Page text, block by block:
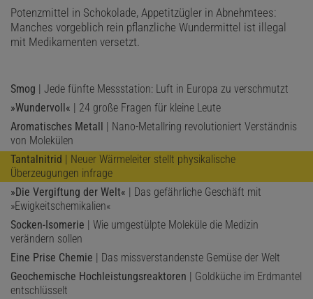
Potenzmittel in Schokolade, Appetitzügler in Abnehmtees:
Manches vorgeblich rein pflanzliche Wundermittel ist illegal
mit Medikamenten versetzt.
Smog | Jede fünfte Messstation: Luft in Europa zu verschmutzt
»Wundervoll« | 24 große Fragen für kleine Leute
Aromatisches Metall | Nano-Metallring revolutioniert Verständnis
von Molekülen
Tantalnitrid | Neuer Wärmeleiter stellt physikalische
Überzeugungen infrage
»Die Vergiftung der Welt« | Das gefährliche Geschäft mit
»Ewigkeitschemikalien«
Socken-Isomerie | Wie umgestülpte Moleküle die Medizin
verändern sollen
Eine Prise Chemie | Das missverstandenste Gemüse der Welt
Geochemische Hochleistungsreaktoren | Goldküche im Erdmantel
entschlüsselt